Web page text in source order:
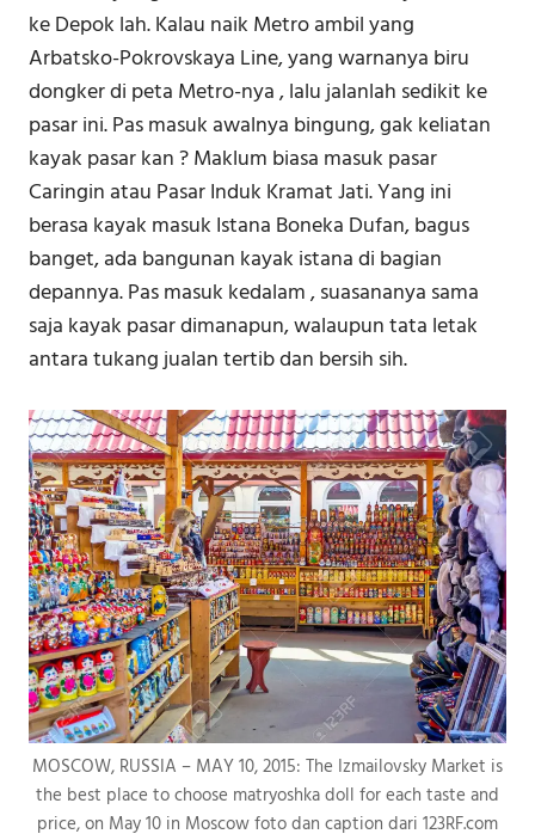
ke Depok lah. Kalau naik Metro ambil yang
Arbatsko-Pokrovskaya Line, yang warnanya biru
dongker di peta Metro-nya , lalu jalanlah sedikit ke
pasar ini. Pas masuk awalnya bingung, gak keliatan
kayak pasar kan ? Maklum biasa masuk pasar
Caringin atau Pasar Induk Kramat Jati. Yang ini
berasa kayak masuk Istana Boneka Dufan, bagus
banget, ada bangunan kayak istana di bagian
depannya. Pas masuk kedalam , suasananya sama
saja kayak pasar dimanapun, walaupun tata letak
antara tukang jualan tertib dan bersih sih.
MOSCOW, RUSSIA – MAY 10, 2015: The Izmailovsky Market is
the best place to choose matryoshka doll for each taste and
price, on May 10 in Moscow foto dan caption dari 123RF.com